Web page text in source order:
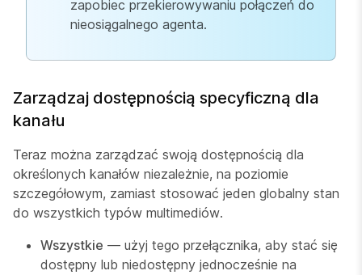
zapobiec przekierowywaniu połączeń do
nieosiągalnego agenta.
Zarządzaj dostępnością specyficzną dla
kanału
Teraz można zarządzać swoją dostępnością dla
określonych kanałów niezależnie, na poziomie
szczegółowym, zamiast stosować jeden globalny stan
do wszystkich typów multimediów.
Wszystkie — użyj tego przełącznika, aby stać się
dostępny lub niedostępny jednocześnie na